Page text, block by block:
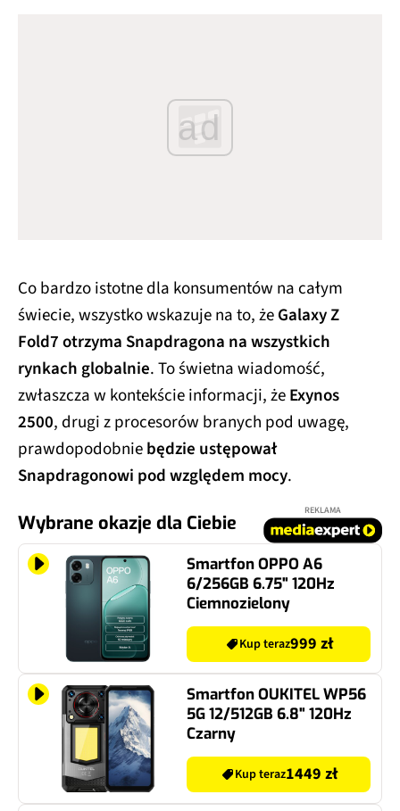
ad
Co bardzo istotne dla konsumentów na całym
świecie, wszystko wskazuje na to, żeGalaxy Z
Fold7 otrzyma Snapdragona na wszystkich
rynkach globalnie. To świetna wiadomość,
zwłaszcza w kontekście informacji, żeExynos
2500, drugi z procesorów branych pod uwagę,
prawdopodobniebędzie ustępował
Snapdragonowi pod względem mocy.
Wybrane okazje dla Ciebie
REKLAMA
Smartfon OPPO A6
6/256GB 6.75" 120Hz
Ciemnozielony
Kup teraz999 zł
Smartfon OUKITEL WP56
5G 12/512GB 6.8" 120Hz
Czarny
Kup teraz1449 zł